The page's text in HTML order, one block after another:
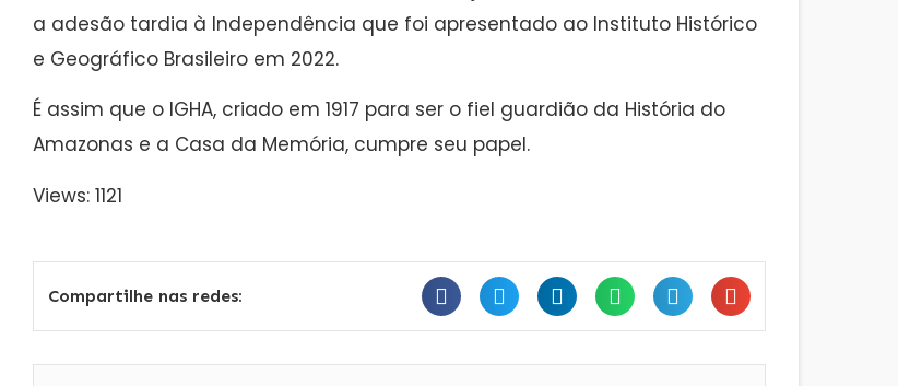
a adesão tardia à Independência que foi apresentado ao Instituto Histórico
e Geográfico Brasileiro em 2022.
É assim que o IGHA, criado em 1917 para ser o fiel guardião da História do
Amazonas e a Casa da Memória, cumpre seu papel.
Views: 1121
Compartilhe nas redes: